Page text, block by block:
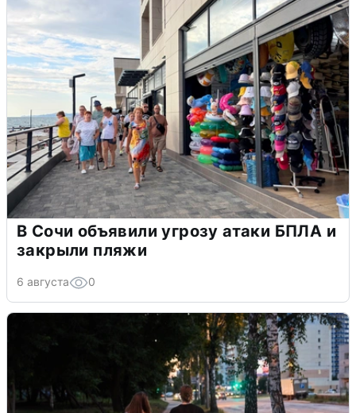
В Сочи объявили угрозу атаки БПЛА и
закрыли пляжи
6 августа 0